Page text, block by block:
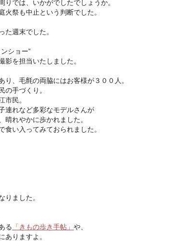
では、いかがでしたでしょうか。
火祭も中止という判断でした。
た週末でした。
ショー”
を担当いたしました。
、毛氈の両脇にはお客様が３００人。
の手づくり。
市民。
連れなど多彩なモデルさんが
晴れやかに歩かれました。
い入ってみておられました。
りました。
る
「きもの歩き手帖」 や、
ありますよ。